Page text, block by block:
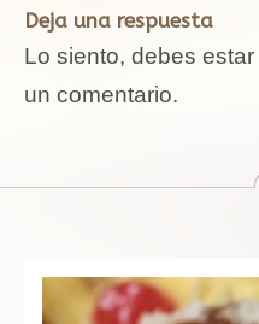
Deja una respuesta
Lo siento, debes estar
un comentario.